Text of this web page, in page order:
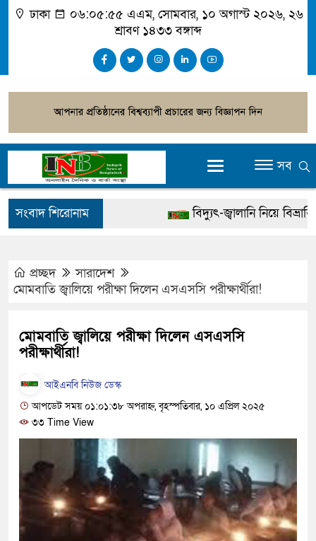
ঢাকা ০৬:০৫:৫৬ এএম, সোমবার, ১০ অগাস্ট ২০২৬, ২৬
শ্রাবণ ১৪৩৩ বঙ্গাব্দ
সব
সংবাদ শিরোনাম
বিদ্যুৎ-জ্বালানি নিয়ে বিভ্রান্তি
দেশটা আমাদের সবার,
গাজীপুরে সাতজনকে হত্যার
হারুনসহ ১০ জন
প্রচ্ছদ
সারাদেশ
মোমবাতি জ্বালিয়ে পরীক্ষা দিলেন এসএসসি পরীক্ষার্থীরা!
মোমবাতি জ্বালিয়ে পরীক্ষা দিলেন এসএসসি
পরীক্ষার্থীরা!
আইএনবি নিউজ ডেস্ক
আপডেট সময় ০১:০১:৩৮ অপরাহ্ন, বৃহস্পতিবার, ১০ এপ্রিল ২০২৫
৩৩ Time View